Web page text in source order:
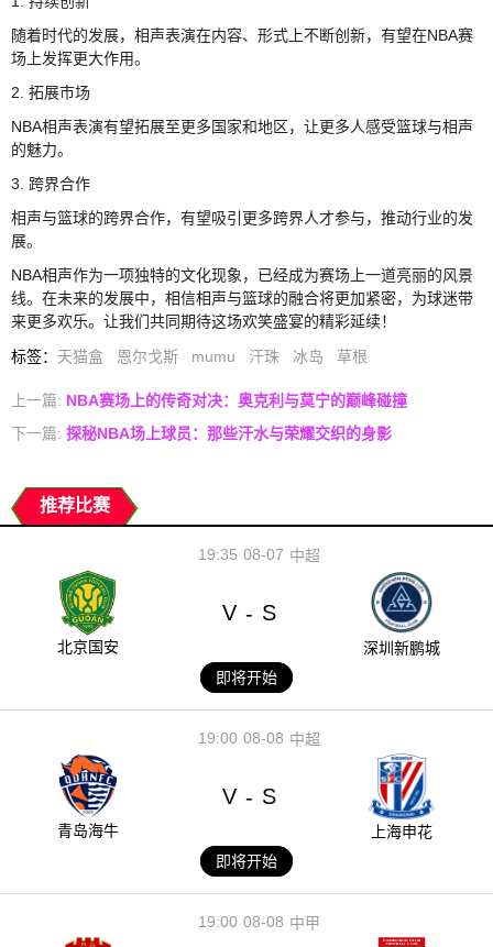
随着时代的发展，相声表演在内容、形式上不断创新，有望在NBA赛
场上发挥更大作用。
2. 拓展市场
NBA相声表演有望拓展至更多国家和地区，让更多人感受篮球与相声
的魅力。
3. 跨界合作
相声与篮球的跨界合作，有望吸引更多跨界人才参与，推动行业的发
展。
NBA相声作为一项独特的文化现象，已经成为赛场上一道亮丽的风景
线。在未来的发展中，相信相声与篮球的融合将更加紧密，为球迷带
来更多欢乐。让我们共同期待这场欢笑盛宴的精彩延续！
标签： 天猫盒 恩尔戈斯 mumu 汗珠 冰岛 草根
上一篇: NBA赛场上的传奇对决：奥克利与莫宁的巅峰碰撞
下一篇: 探秘NBA场上球员：那些汗水与荣耀交织的身影
推荐比赛
08-07
19:35 中超
北京国安
V - S
深圳新鹏城
即将开始
08-08
19:00 中超
青岛海牛
V - S
上海申花
即将开始
08-08
19:00 中甲